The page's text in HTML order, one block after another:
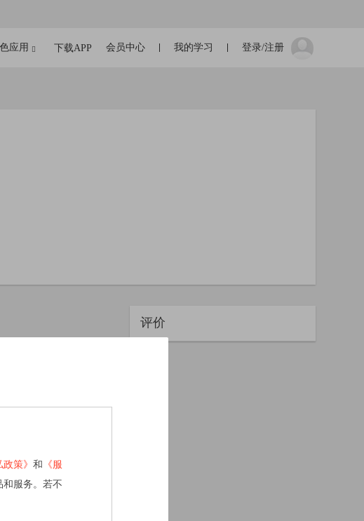
应用 下载APP 登录/注册
我的学习
会员中心
评价
政策》 和 《服
和服务。若不